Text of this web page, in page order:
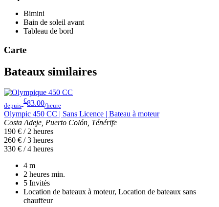
Bimini
Bain de soleil avant
Tableau de bord
Carte
Bateaux similaires
depuis
€83.00/heure
Olympic 450 CC | Sans Licence | Bateau à moteur
Costa Adeje, Puerto Colón, Ténérife
190 € / 2 heures
260 € / 3 heures
330 € / 4 heures
4 m
2 heures min.
5 Invités
Location de bateaux à moteur, Location de bateaux sans
chauffeur